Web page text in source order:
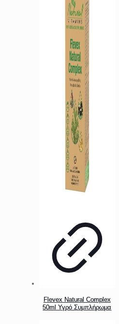
Flevex Natural Complex
50ml Υγρό Συμπλήρωμα